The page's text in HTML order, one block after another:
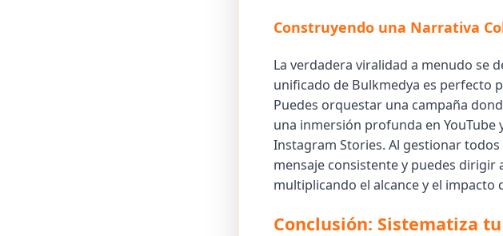
Construyendo una Narrativa
La verdadera viralidad a menudo se
unificado de Bulkmedya es perfecto
Puedes orquestar una campaña
una inmersión profunda en
Instagram Stories. Al gestionar
mensaje consistente y puedes
multiplicando el alcance y el impacto
Conclusión: Sistematiza